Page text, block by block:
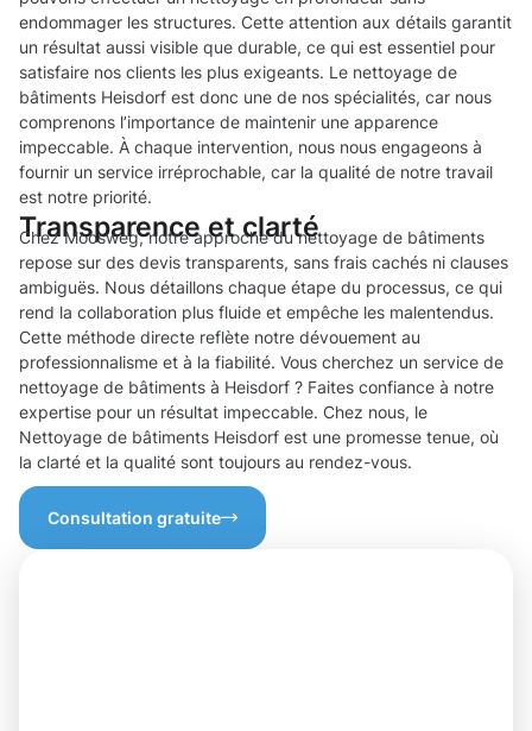
endommager les structures. Cette attention aux détails garantit
un résultat aussi visible que durable, ce qui est essentiel pour
satisfaire nos clients les plus exigeants. Le nettoyage de
bâtiments Heisdorf est donc une de nos spécialités, car nous
comprenons l’importance de maintenir une apparence
impeccable. À chaque intervention, nous nous engageons à
fournir un service irréprochable, car la qualité de notre travail
est notre priorité.
Transparence et clarté
Chez Moosweg, notre approche du nettoyage de bâtiments
repose sur des devis transparents, sans frais cachés ni clauses
ambiguës. Nous détaillons chaque étape du processus, ce qui
rend la collaboration plus fluide et empêche les malentendus.
Cette méthode directe reflète notre dévouement au
professionnalisme et à la fiabilité. Vous cherchez un service de
nettoyage de bâtiments à Heisdorf ? Faites confiance à notre
expertise pour un résultat impeccable. Chez nous, le
Nettoyage de bâtiments Heisdorf est une promesse tenue, où
la clarté et la qualité sont toujours au rendez-vous.
Consultation gratuite